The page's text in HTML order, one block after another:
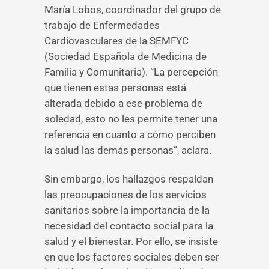
María Lobos, coordinador del grupo de
trabajo de Enfermedades
Cardiovasculares de la SEMFYC
(Sociedad Española de Medicina de
Familia y Comunitaria). “La percepción
que tienen estas personas está
alterada debido a ese problema de
soledad, esto no les permite tener una
referencia en cuanto a cómo perciben
la salud las demás personas”, aclara.
Sin embargo, los hallazgos respaldan
las preocupaciones de los servicios
sanitarios sobre la importancia de la
necesidad del contacto social para la
salud y el bienestar. Por ello, se insiste
en que los factores sociales deben ser